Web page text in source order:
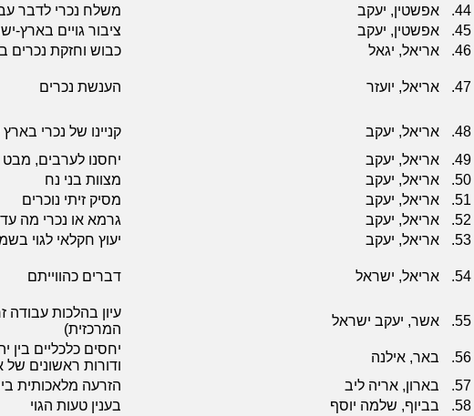
44.
אפשטין, יעקב משלח נכרי לדבר
45.
אפשטין, יעקב ציבור גויים בארץ-
46.
אריאל, יגאל כבוש וחזקת נכרים
47. אריאל, יועזר הענשת נכרים
48.
אריאל, יעקב קניינו של נכרי
49.
אריאל, יעקב יחסנו לערבים, מבט
50.
אריאל, יעקב מצוות בני נח
51.
אריאל, יעקב מסיק זיתי נוכרים
52.
אריאל, יעקב גרמא או נכרי מה
53.
אריאל, יעקב יעוץ חקלאי לגוי
54. אריאל, ישראל דברים כהווייתם
55.
אשר, יעקב ישראל
עיון בהלכות עבודה
המרכזית)
56. באר, אילנה
יחסים כלכליים בין
ודורות ראשונים של
57.
בארון, אריה ליב הזרעה מלאכותית
58.
בביוף, שלמה יוסף בענין טעות הגוי